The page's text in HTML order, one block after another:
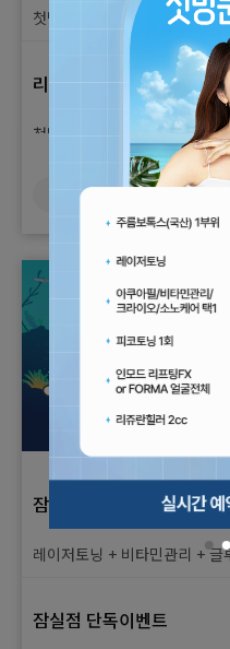
첫방문고객) 리쥬란힐러 2cc 1
리쥬란
첫방문고객) 리쥬란 HB
잠실점 단독이벤트
레이저토닝 + 비타민관리 + 글
잠실점 단독이벤트